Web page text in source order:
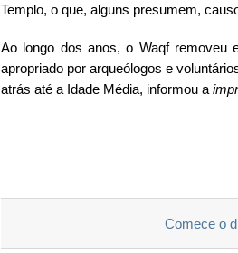
Templo, o que, alguns presumem,
Ao longo dos anos, o Waqf removeu
apropriado por arqueólogos e
atrás até a Idade Média, informou a
Comece o